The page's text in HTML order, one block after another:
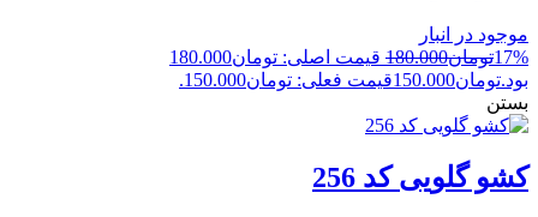
موجود در انبار
17%تومان180.000
قیمت اصلی: تومان180.000
بود.تومان150.000قیمت فعلی: تومان150.000.
بستن
کشو گلویی کد 256